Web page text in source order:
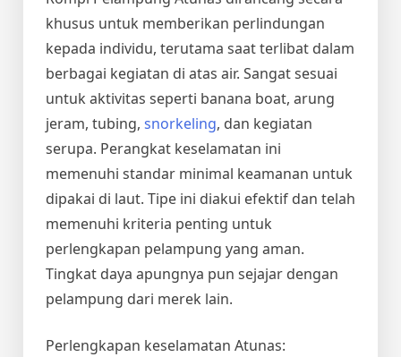
khusus untuk memberikan perlindungan
kepada individu, terutama saat terlibat dalam
berbagai kegiatan di atas air. Sangat sesuai
untuk aktivitas seperti banana boat, arung
jeram, tubing, snorkeling, dan kegiatan
serupa. Perangkat keselamatan ini
memenuhi standar minimal keamanan untuk
dipakai di laut. Tipe ini diakui efektif dan telah
memenuhi kriteria penting untuk
perlengkapan pelampung yang aman.
Tingkat daya apungnya pun sejajar dengan
pelampung dari merek lain.
Perlengkapan keselamatan Atunas: